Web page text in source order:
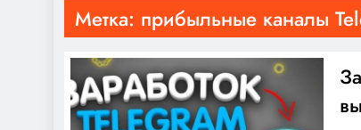
Метка: прибыльные каналы